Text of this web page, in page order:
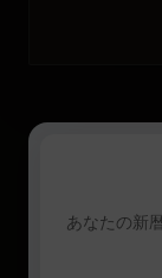
あなたの新